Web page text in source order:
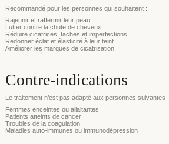
Recommandé pour les personnes qui souhaitent :
Rajeunir et raffermir leur peau
Lutter contre la chute de cheveux
Réduire cicatrices, taches et imperfections
Redonner éclat et élasticité à leur teint
Améliorer les marques de cicatrisation
Contre-indications
Le traitement n’est pas adapté aux personnes suivantes :
Femmes enceintes ou allaitantes
Patients atteints de cancer
Troubles de la coagulation
Maladies auto-immunes ou immunodépression